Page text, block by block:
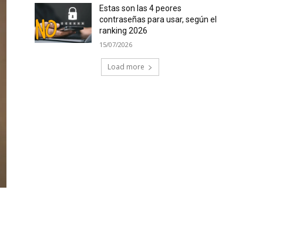
Estas son las 4 peores
contraseñas para usar, según el
ranking 2026
15/07/2026
Load more